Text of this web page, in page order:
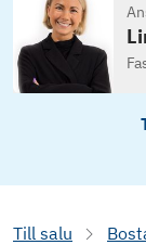
Till salu